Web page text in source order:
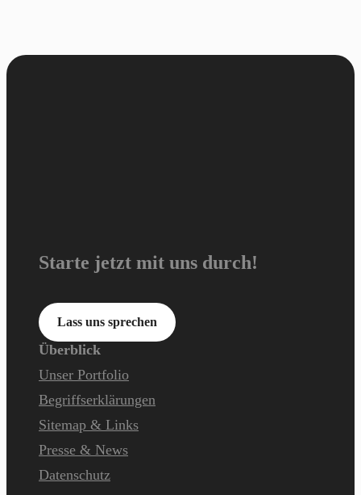
Starte jetzt mit uns durch!
Lass uns sprechen
Überblick
Unser Portfolio
Begriffserklärungen
Sitemap & Links
Presse & News
Datenschutz